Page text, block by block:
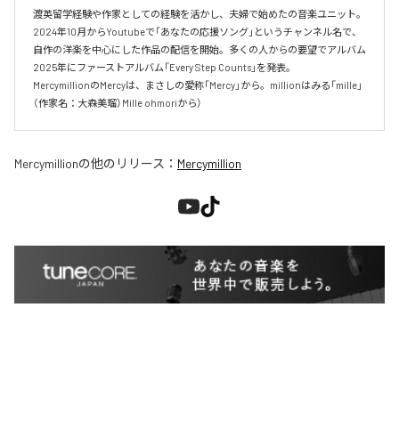
渡英留学経験や作家としての経験を活かし、夫婦で始めたの音楽ユニット。
2024年10月からYoutubeで「あなたの応援ソング」というチャンネル名で、
自作の洋楽を中心にした作品の配信を開始。多くの人からの要望でアルバム
2025年にファーストアルバム「Every Step Counts」を発表。
MercymillionのMercyは、まさしの愛称「Mercy」から。millionはみる「mille」
（作家名：大森美瑠）Mille ohmoriから）
Mercymillionの他のリリース： Mercymillion